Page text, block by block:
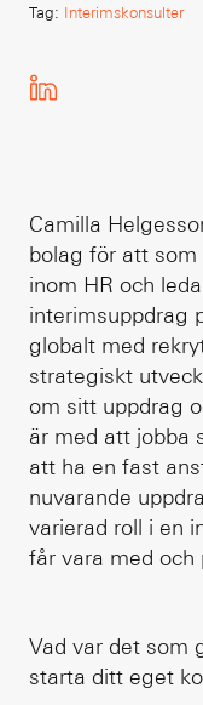
Tag: Interimskonsulter
Camilla
bolag för att som
inom HR och
interimsuppdrag
globalt med
strategiskt
om sitt uppdrag
är med att jobba
att ha en fast
nuvarande
varierad roll i en
får vara med och
Vad var det som
starta ditt eget